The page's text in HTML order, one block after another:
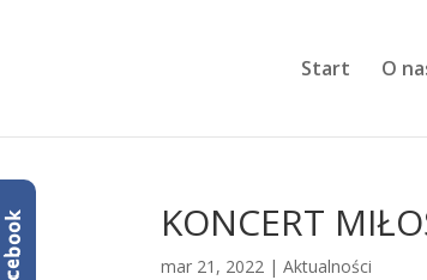
Start O
KONCERT
mar 21, 2022 |Aktualności